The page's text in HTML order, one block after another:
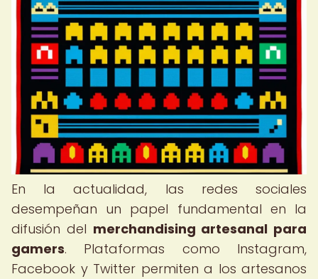
En la actualidad, las redes sociales
desempeñan un papel fundamental en la
difusión del merchandising artesanal para
gamers. Plataformas como Instagram,
Facebook y Twitter permiten a los artesanos